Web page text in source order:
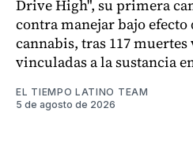
Drive High", su primera
contra manejar bajo efecto
cannabis, tras 117 muertes
vinculadas a la sustancia
EL TIEMPO LATINO TEAM
5 de agosto de 2026